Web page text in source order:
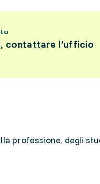
contattare l’ufficio
professione, degli